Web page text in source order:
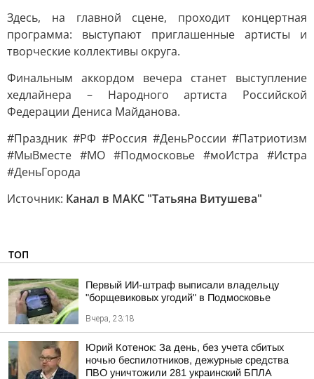
Здесь, на главной сцене, проходит концертная
программа: выступают приглашенные артисты и
творческие коллективы округа.
Финальным аккордом вечера станет выступление
хедлайнера – Народного артиста Российской
Федерации Дениса Майданова.
#Праздник #РФ #Россия #ДеньРоссии #Патриотизм
#МыВместе #МО #Подмосковье #моИстра #Истра
#ДеньГорода
Источник: Канал в МАКС "Татьяна Витушева"
ТОП
Первый ИИ-штраф выписали владельцу
"борщевиковых угодий" в Подмосковье
Вчера, 23:18
Юрий Котенок: За день, без учета сбитых
ночью беспилотников, дежурные средства
ПВО уничтожили 281 украинский БПЛА